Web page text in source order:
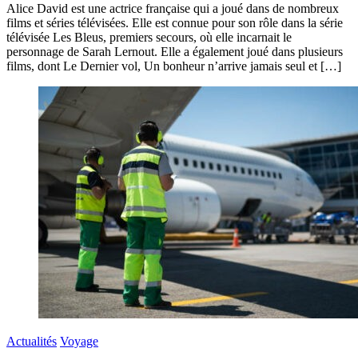
Alice David est une actrice française qui a joué dans de nombreux
films et séries télévisées. Elle est connue pour son rôle dans la série
télévisée Les Bleus, premiers secours, où elle incarnait le
personnage de Sarah Lernout. Elle a également joué dans plusieurs
films, dont Le Dernier vol, Un bonheur n’arrive jamais seul et […]
Actualités Voyage